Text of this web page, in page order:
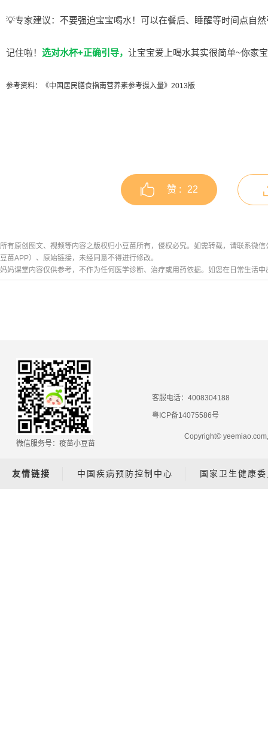
💡专家建议：不要强迫宝宝喝水！可以在餐后、睡醒等时间点自
记住啦！ 选对水杯+正确引导， 让宝宝爱上喝水其实很简单~你家
参考资料：《中国居民膳食指南营养素参考摄入量》2013版
赞 : 22
所有原创图文、视频等内容之版权归小豆苗所有，侵权必究。如需转载，请联系微
豆苗APP）、原始链接，未经同意不得进行修改。
妈妈课堂内容仅供参考，不作为任何医学诊断、治疗或用药依据。如您在日常生活
微信服务号：疫苗小豆苗
客服电话：4008304188
粤ICP备14075586号
Copyright©
友情链接 中国疾病预防控制中心 国家卫生健康